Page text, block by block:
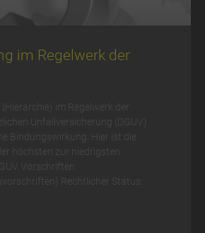
im Regelwerk der
im Regelwerk der
Unfallversicherung (DGUV)
Bindungswirkung. Hier ist die
höchsten zur niedrigsten
Vorschriften
Rechtlicher Status: